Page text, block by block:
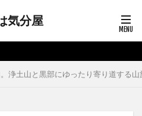
浄土山と黒部にゆったり寄り道する